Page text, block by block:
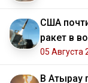
США
ракет в
05 Августа
В Атырау